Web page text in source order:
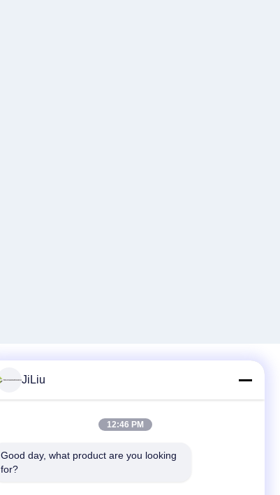
0086-18975137227
JiLiu
12:46 PM
Good day, what product are you looking
for?